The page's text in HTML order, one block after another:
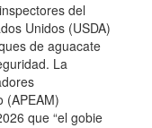
del
Unidos (USDA)
de aguacate
La
(APEAM)
que “el gobie